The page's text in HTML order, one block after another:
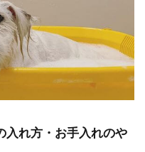
入れ方・お手入れのや